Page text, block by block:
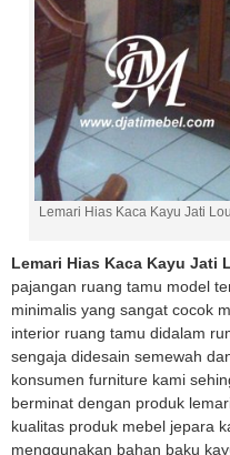
Lemari Hias Kaca Kayu Jati
Lemari Hias Kaca Kayu Jati
pajangan ruang tamu model
minimalis yang sangat cocok
interior ruang tamu didalam
sengaja didesain semewah
konsumen furniture kami
berminat dengan produk
kualitas produk mebel jepara
menggunakan bahan baku